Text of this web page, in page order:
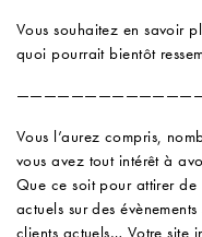
Vous souhaitez en savoir
quoi pourrait bientôt
Vous l’aurez compris,
vous avez tout intérêt à
Que ce soit pour attirer de
actuels sur des
clients actuels… Votre site